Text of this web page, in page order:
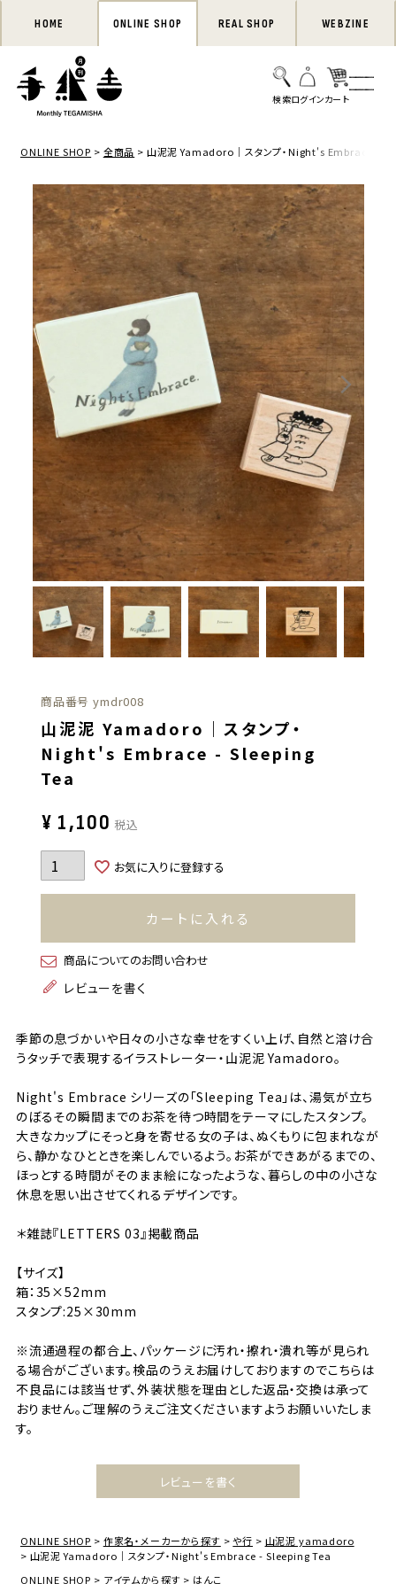
HOME ONLINE SHOP REAL SHOP WEBZINE
ONLINE SHOP 全商品 山泥泥 Yamadoro｜スタンプ・Night's Embrace -
商品番号 ymdr008
山泥泥 Yamadoro｜スタンプ・
Night's Embrace - Sleeping
Tea
¥ 1,100 税込
お気に入りに登録する
カートに入れる
商品についてのお問い合わせ
レビューを書く
季節の息づかいや日々の小さな幸せをすくい上げ、自然と溶け合
うタッチで表現するイラストレーター・山泥泥 Yamadoro。
Night's Embrace シリーズの「Sleeping Tea」は、湯気が立ち
のぼるその瞬間までのお茶を待つ時間をテーマにしたスタンプ。
大きなカップにそっと身を寄せる女の子は、ぬくもりに包まれなが
ら、静かなひとときを楽しんでいるよう。お茶ができあがるまでの、
ほっとする時間がそのまま絵になったような、暮らしの中の小さな
休息を思い出させてくれるデザインです。
＊雑誌『LETTERS 03』掲載商品
【サイズ】
箱：35×52mm
スタンプ:25×30mm
※流通過程の都合上、パッケージに汚れ・擦れ・潰れ等が見られ
る場合がございます。検品のうえお届けしておりますのでこちらは
不良品には該当せず、外装状態を理由とした返品・交換は承って
おりません。ご理解のうえご注文くださいますようお願いいたしま
す。
レビューを書く
ONLINE SHOP 作家名・メーカーから探す や行
山泥泥 yamadoro
山泥泥 Yamadoro｜スタンプ・Night's Embrace - Sleeping Tea
ONLINE SHOP
アイテムから探す
はんこ